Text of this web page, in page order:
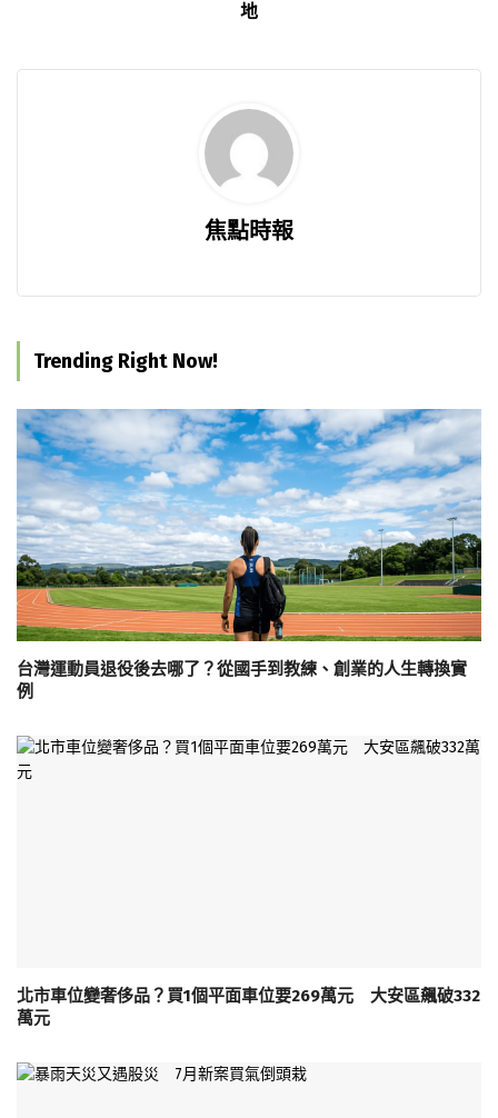
地
焦點時報
Trending Right Now!
台灣運動員退役後去哪了？從國手到教練、創業的人生轉換實
例
北市車位變奢侈品？買1個平面車位要269萬元 大安區飆破332
萬元